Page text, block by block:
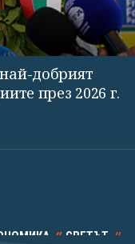
добрият
през 2026 г.
СВЕТЪТ